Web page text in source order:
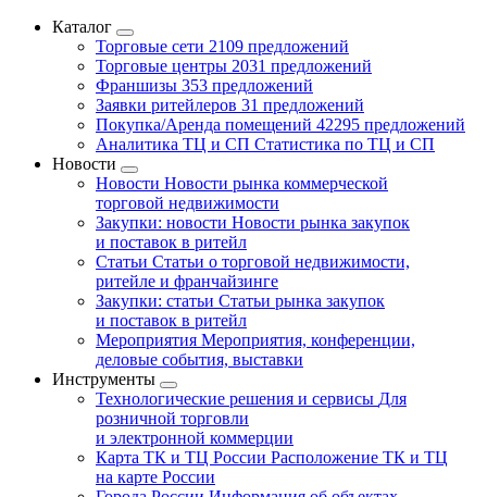
Каталог
Торговые сети 2109 предложений
Торговые центры 2031 предложений
Франшизы 353 предложений
Заявки ритейлеров 31 предложений
Покупка/Аренда помещений 42295 предложений
Аналитика ТЦ и СП Статистика по ТЦ и СП
Новости
Новости Новости рынка коммерческой
торговой недвижимости
Закупки: новости Новости рынка закупок
и поставок в ритейл
Статьи Статьи о торговой недвижимости,
ритейле и франчайзинге
Закупки: статьи Статьи рынка закупок
и поставок в ритейл
Мероприятия Мероприятия, конференции,
деловые события, выставки
Инструменты
Технологические решения и сервисы Для
розничной торговли
и электронной коммерции
Карта ТК и ТЦ России Расположение ТК и ТЦ
на карте России